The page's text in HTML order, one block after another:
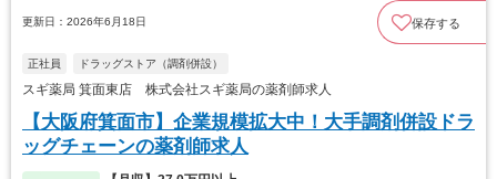
更新日：2026年6月18日 保存する
正社員 ドラッグストア（調剤併設）
スギ薬局 箕面東店 株式会社スギ薬局の薬剤師求人
【大阪府箕面市】企業規模拡大中！大手調剤併設ドラ
ッグチェーンの薬剤師求人